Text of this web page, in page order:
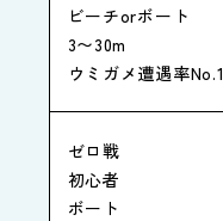
ビーチorボート
3〜30m
ウミガメ遭遇率No.1
ゼロ戦
初心者
ボート